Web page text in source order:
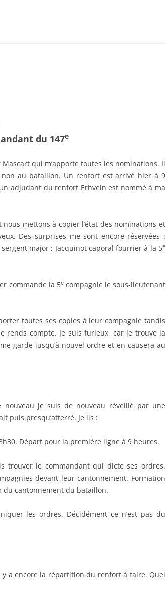
du 147e
qui m’apporte toutes les nominations. Il
au bataillon. Un renfort est arrivé hier à 9
adjudant du renfort Erhvein est nommé à ma
mettons à copier l’état des nominations et
Des surprises me sont encore réservées :
major ; Jacquinot caporal fourrier à la 5e
commande la 5ecompagnie le sous-lieutenant
toutes ses copies à leur compagnie tandis
compte. Je suis furieux, car je trouve la
garde jusqu’à nouvel ordre et en causera au
nouveau je suis de nouveau réveillé par une
puis presqu’atterré. Je lis :
Départ pour la première ligne à 9 heures.
trouver le commandant qui dicte ses ordres.
devant leur cantonnement. Formation
du cantonnement du bataillon.
les ordres. Décidément ce n’est pas du
a encore la répartition du renfort à faire. Quel